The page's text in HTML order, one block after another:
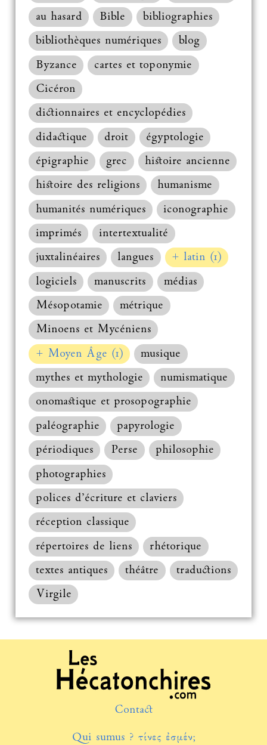
au hasard
Bible
bibliographies
bibliothèques numériques
blog
Byzance
cartes et toponymie
Cicéron
dictionnaires et encyclopédies
didactique
droit
égyptologie
épigraphie
grec
histoire ancienne
histoire des religions
humanisme
humanités numériques
iconographie
imprimés
intertextualité
juxtalinéaires
langues
+ latin (1)
logiciels
manuscrits
médias
Mésopotamie
métrique
Minoens et Mycéniens
+ Moyen Âge (1)
musique
mythes et mythologie
numismatique
onomastique et prosopographie
paléographie
papyrologie
périodiques
Perse
philosophie
photographies
polices d’écriture et claviers
réception classique
répertoires de liens
rhétorique
textes antiques
théâtre
traductions
Virgile
Contact
Qui sumus ? τίνες ἐσμέν;